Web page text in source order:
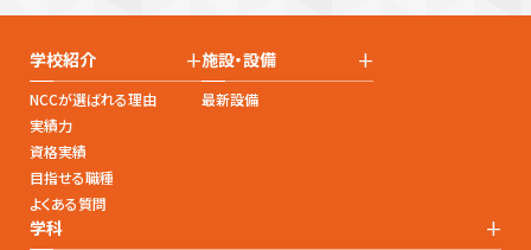
学校紹介 +
NCCが選ばれる理由
実績力
資格実績
目指せる職種
よくある質問
施設・設備 +
最新設備
学科 +